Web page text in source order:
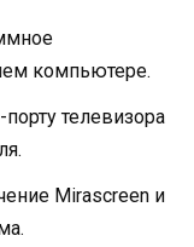
компьютере.
телевизора
Mirascreen и